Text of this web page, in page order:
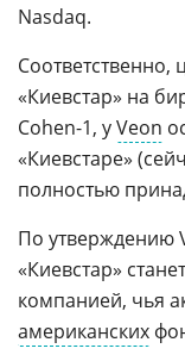
Nasdaq.
Соответственно,
«Киевстар» на
Cohen-1, уVeon
«Киевстаре»
полностью
По утверждению
«Киевстар»
компанией, чья
американских